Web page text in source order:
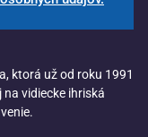
ktorá už od roku 1991
vidiecke ihriská